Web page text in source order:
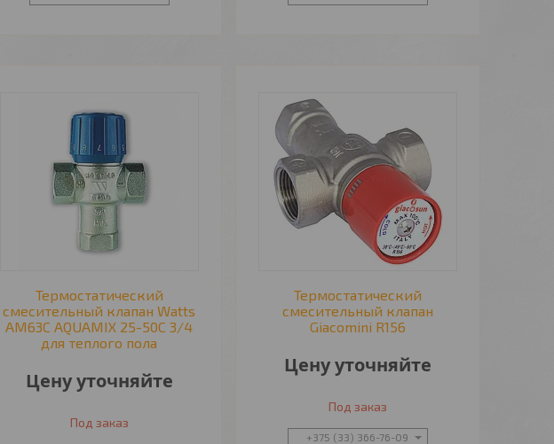
Термостатический
смесительный клапан Watts
AM63C AQUAMIX 25-50C 3/4
для теплого пола
Цену уточняйте
Под заказ
Термостатический
смесительный клапан
Giacomini R156
Цену уточняйте
Под заказ
+375 (33) 366-76-09